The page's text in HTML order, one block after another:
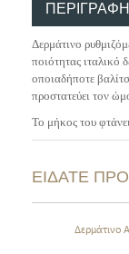
ΠΕΡΙΓΡΑΦΗ
Δερμάτινο
ποιότητας ιταλικό
οποιαδήποτε
προστατεύει τον
Το μήκος του
ΕΙΔΑΤΕ
Δερμάτινο